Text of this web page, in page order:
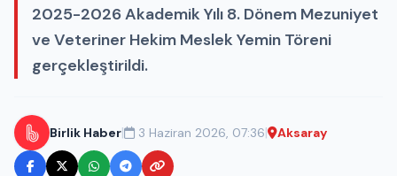
2025-2026 Akademik Yılı 8. Dönem Mezuniyet
ve Veteriner Hekim Meslek Yemin Töreni
gerçekleştirildi.
Birlik Haber| 3 Haziran 2026, 07:36| Aksaray